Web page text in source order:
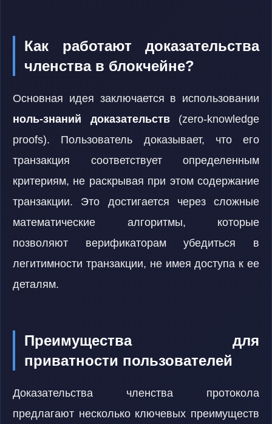
Как работают доказательства
членства в блокчейне?
Основная идея заключается в использовании
ноль-знаний доказательств(zero-knowledge
proofs). Пользователь доказывает, что его
транзакция соответствует определенным
критериям, не раскрывая при этом содержание
транзакции. Это достигается через сложные
математические алгоритмы, которые
позволяют верификаторам убедиться в
легитимности транзакции, не имея доступа к ее
деталям.
Преимущества для
приватности пользователей
Доказательства членства протокола
предлагают несколько ключевых преимуществ